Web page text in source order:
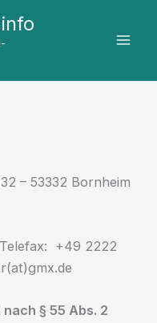
– 53332 Bornheim
+49 2222
§ 55 Abs. 2